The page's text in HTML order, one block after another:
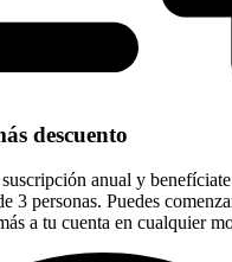
descuento
anual y
3 personas. Puedes
a tu cuenta en cualquier